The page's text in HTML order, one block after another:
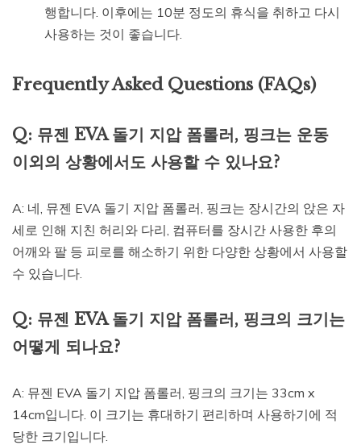
행합니다. 이후에는 10분 정도의 휴식을 취하고 다시
사용하는 것이 좋습니다.
Frequently Asked Questions (FAQs)
Q: 뮤젠 EVA 돌기 지압 폼롤러, 핑크는 운동
이외의 상황에서도 사용할 수 있나요?
A: 네, 뮤젠 EVA 돌기 지압 폼롤러, 핑크는 장시간의 앉은 자
세로 인해 지친 허리와 다리, 컴퓨터를 장시간 사용한 후의
어깨와 팔 등 피로를 해소하기 위한 다양한 상황에서 사용할
수 있습니다.
Q: 뮤젠 EVA 돌기 지압 폼롤러, 핑크의 크기는
어떻게 되나요?
A: 뮤젠 EVA 돌기 지압 폼롤러, 핑크의 크기는 33cm x
14cm입니다. 이 크기는 휴대하기 편리하며 사용하기에 적
당한 크기입니다.